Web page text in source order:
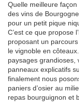
Quelle meilleure
des vins de
pour un petit pique
C’est ce que propose
proposant un
le vignoble en
paysages grandioses,
panneaux explicatifs
finalement nous
paniers d’osier au
repas bourguignon et